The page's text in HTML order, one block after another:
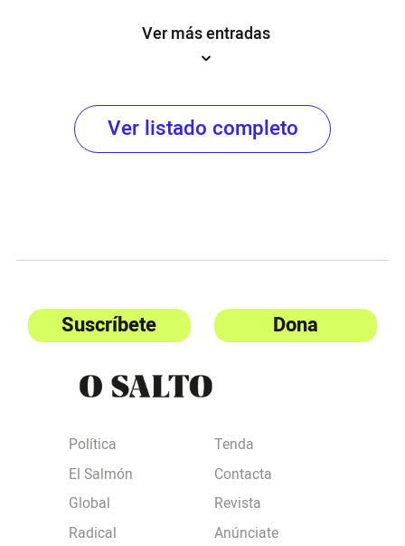
Ver más entradas
Ver listado completo
Suscríbete Dona
Política
El Salmón
Global
Radical
Tenda
Contacta
Revista
Anúnciate